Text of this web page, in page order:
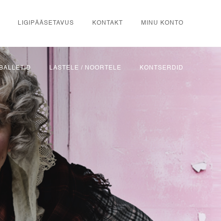
LASTELE / NOORTELE KONTSERDID
LIGIPÄÄSETAVUS KONTAKT MINU KONTO